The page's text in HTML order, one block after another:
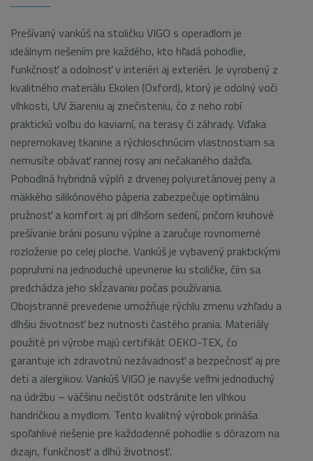
Prešívaný vankúš na stoličku VIGO s operadlom je
ideálnym riešením pre každého, kto hľadá pohodlie,
funkčnosť a odolnosť v interiéri aj exteriéri. Je vyrobený z
kvalitného materiálu Ekolen (Oxford), ktorý je odolný voči
vlhkosti, UV žiareniu aj znečisteniu, čo z neho robí
praktickú voľbu do kaviarní, na terasy či záhrady. Vďaka
nepremokavej tkanine a rýchloschnúcim vlastnostiam sa
nemusíte obávať rannej rosy ani nečakaného dažďa.
Pohodlná hybridná výplň z drvenej polyuretánovej peny a
mäkkého silikónového páperia zabezpečuje optimálnu
pružnosť a komfort aj pri dlhšom sedení, pričom kruhové
prešívanie bráni posunu výplne a zaručuje rovnomerné
rozloženie po celej ploche. Vankúš je vybavený praktickými
popruhmi na jednoduché upevnenie ku stoličke, čím sa
predchádza jeho skĺzavaniu počas používania.
Obojstranné prevedenie umožňuje rýchlu zmenu vzhľadu a
dlhšiu životnosť bez nutnosti častého prania. Materiály
použité pri výrobe majú certifikát OEKO-TEX, čo
garantuje ich zdravotnú nezávadnosť a bezpečnosť aj pre
deti a alergikov. Vankúš VIGO je navyše veľmi jednoduchý
na údržbu – väčšinu nečistôt odstránite len vlhkou
handričkou a mydlom. Tento kvalitný výrobok prináša
spoľahlivé riešenie pre každodenné pohodlie s dôrazom na
dizajn, funkčnosť a dlhú životnosť.